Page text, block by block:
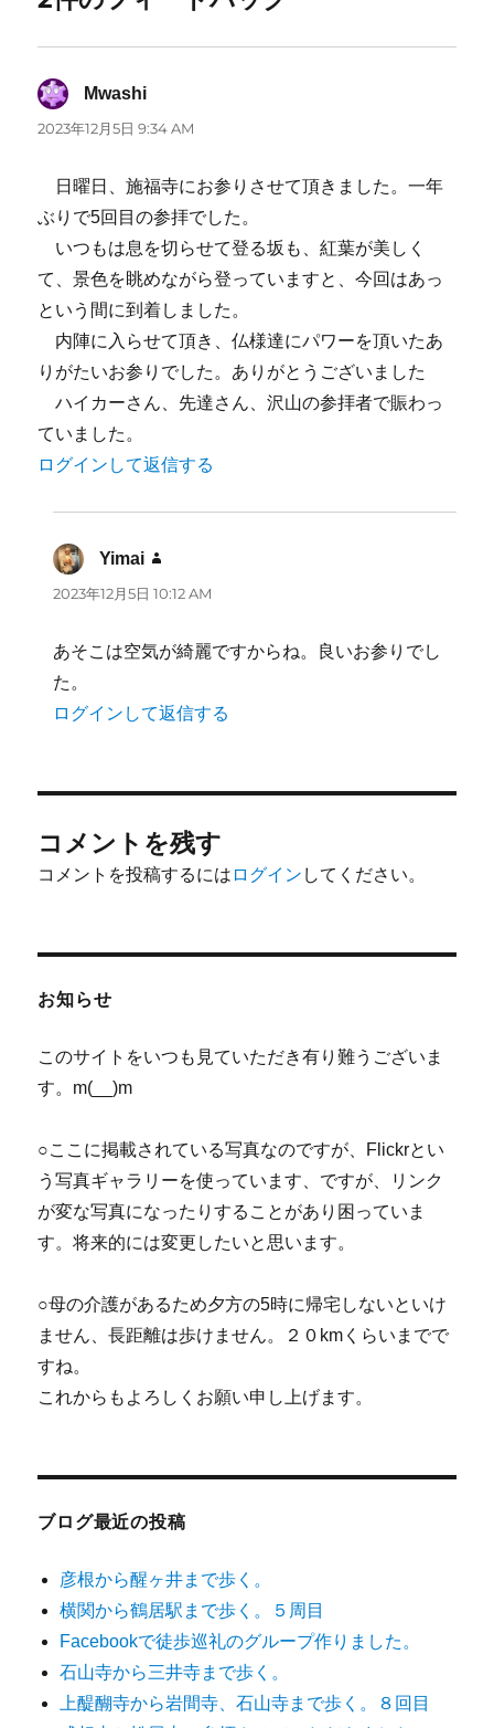
Mwashi
り:
2023年12月5日 9:34 AM
日曜日、施福寺にお参りさせて頂きました。一年
ぶりで5回目の参拝でした。
いつもは息を切らせて登る坂も、紅葉が美しく
て、景色を眺めながら登っていますと、今回はあっ
という間に到着しました。
内陣に入らせて頂き、仏様達にパワーを頂いたあ
りがたいお参りでした。ありがとうございました
ハイカーさん、先達さん、沢山の参拝者で賑わっ
ていました。
ログインして返信する
Yimai
り:
2023年12月5日 10:12 AM
あそこは空気が綺麗ですからね。良いお参りでし
た。
ログインして返信する
コメントを残す
コメントを投稿するには ログイン してください。
お知らせ
このサイトをいつも見ていただき有り難うございま
す。m(__)m
○ここに掲載されている写真なのですが、Flickrとい
う写真ギャラリーを使っています、ですが、リンク
が変な写真になったりすることがあり困っていま
す。将来的には変更したいと思います。
○母の介護があるため夕方の5時に帰宅しないといけ
ません、長距離は歩けません。２０kmくらいまでで
すね。
これからもよろしくお願い申し上げます。
ブログ最近の投稿
彦根から醒ヶ井まで歩く。
横関から鶴居駅まで歩く。５周目
Facebookで徒歩巡礼のグループ作りました。
石山寺から三井寺まで歩く。
上醍醐寺から岩間寺、石山寺まで歩く。８回目